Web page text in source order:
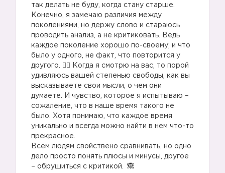
так делать не буду, когда стану старше.
Конечно, я замечаю различия между
поколениями, но держу слово и стараюсь
проводить анализ, а не критиковать. Ведь
каждое поколение хорошо по-своему; и что
было у одного, не факт, что повторится у
другого. 🤷‍♀️ Когда я смотрю на вас, то порой
удивляюсь вашей степенью свободы, как вы
высказываете свои мысли, о чем они
думаете. И чувство, которое я испытываю –
сожаление, что в наше время такого не
было. Хотя понимаю, что каждое время
уникально и всегда можно найти в нем что-то
прекрасное. ⠀
Всем людям свойствено сравнивать, но одно
дело просто понять плюсы и минусы, другое
– обрушиться с критикой.